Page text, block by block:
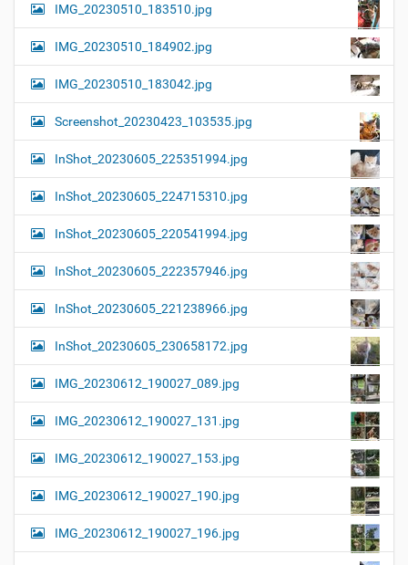
IMG_20230510_183510.jpg
IMG_20230510_184902.jpg
IMG_20230510_183042.jpg
Screenshot_20230423_103535.jpg
InShot_20230605_225351994.jpg
InShot_20230605_224715310.jpg
InShot_20230605_220541994.jpg
InShot_20230605_222357946.jpg
InShot_20230605_221238966.jpg
InShot_20230605_230658172.jpg
IMG_20230612_190027_089.jpg
IMG_20230612_190027_131.jpg
IMG_20230612_190027_153.jpg
IMG_20230612_190027_190.jpg
IMG_20230612_190027_196.jpg